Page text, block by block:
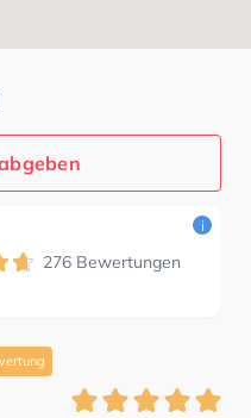
276 Bewertungen
i